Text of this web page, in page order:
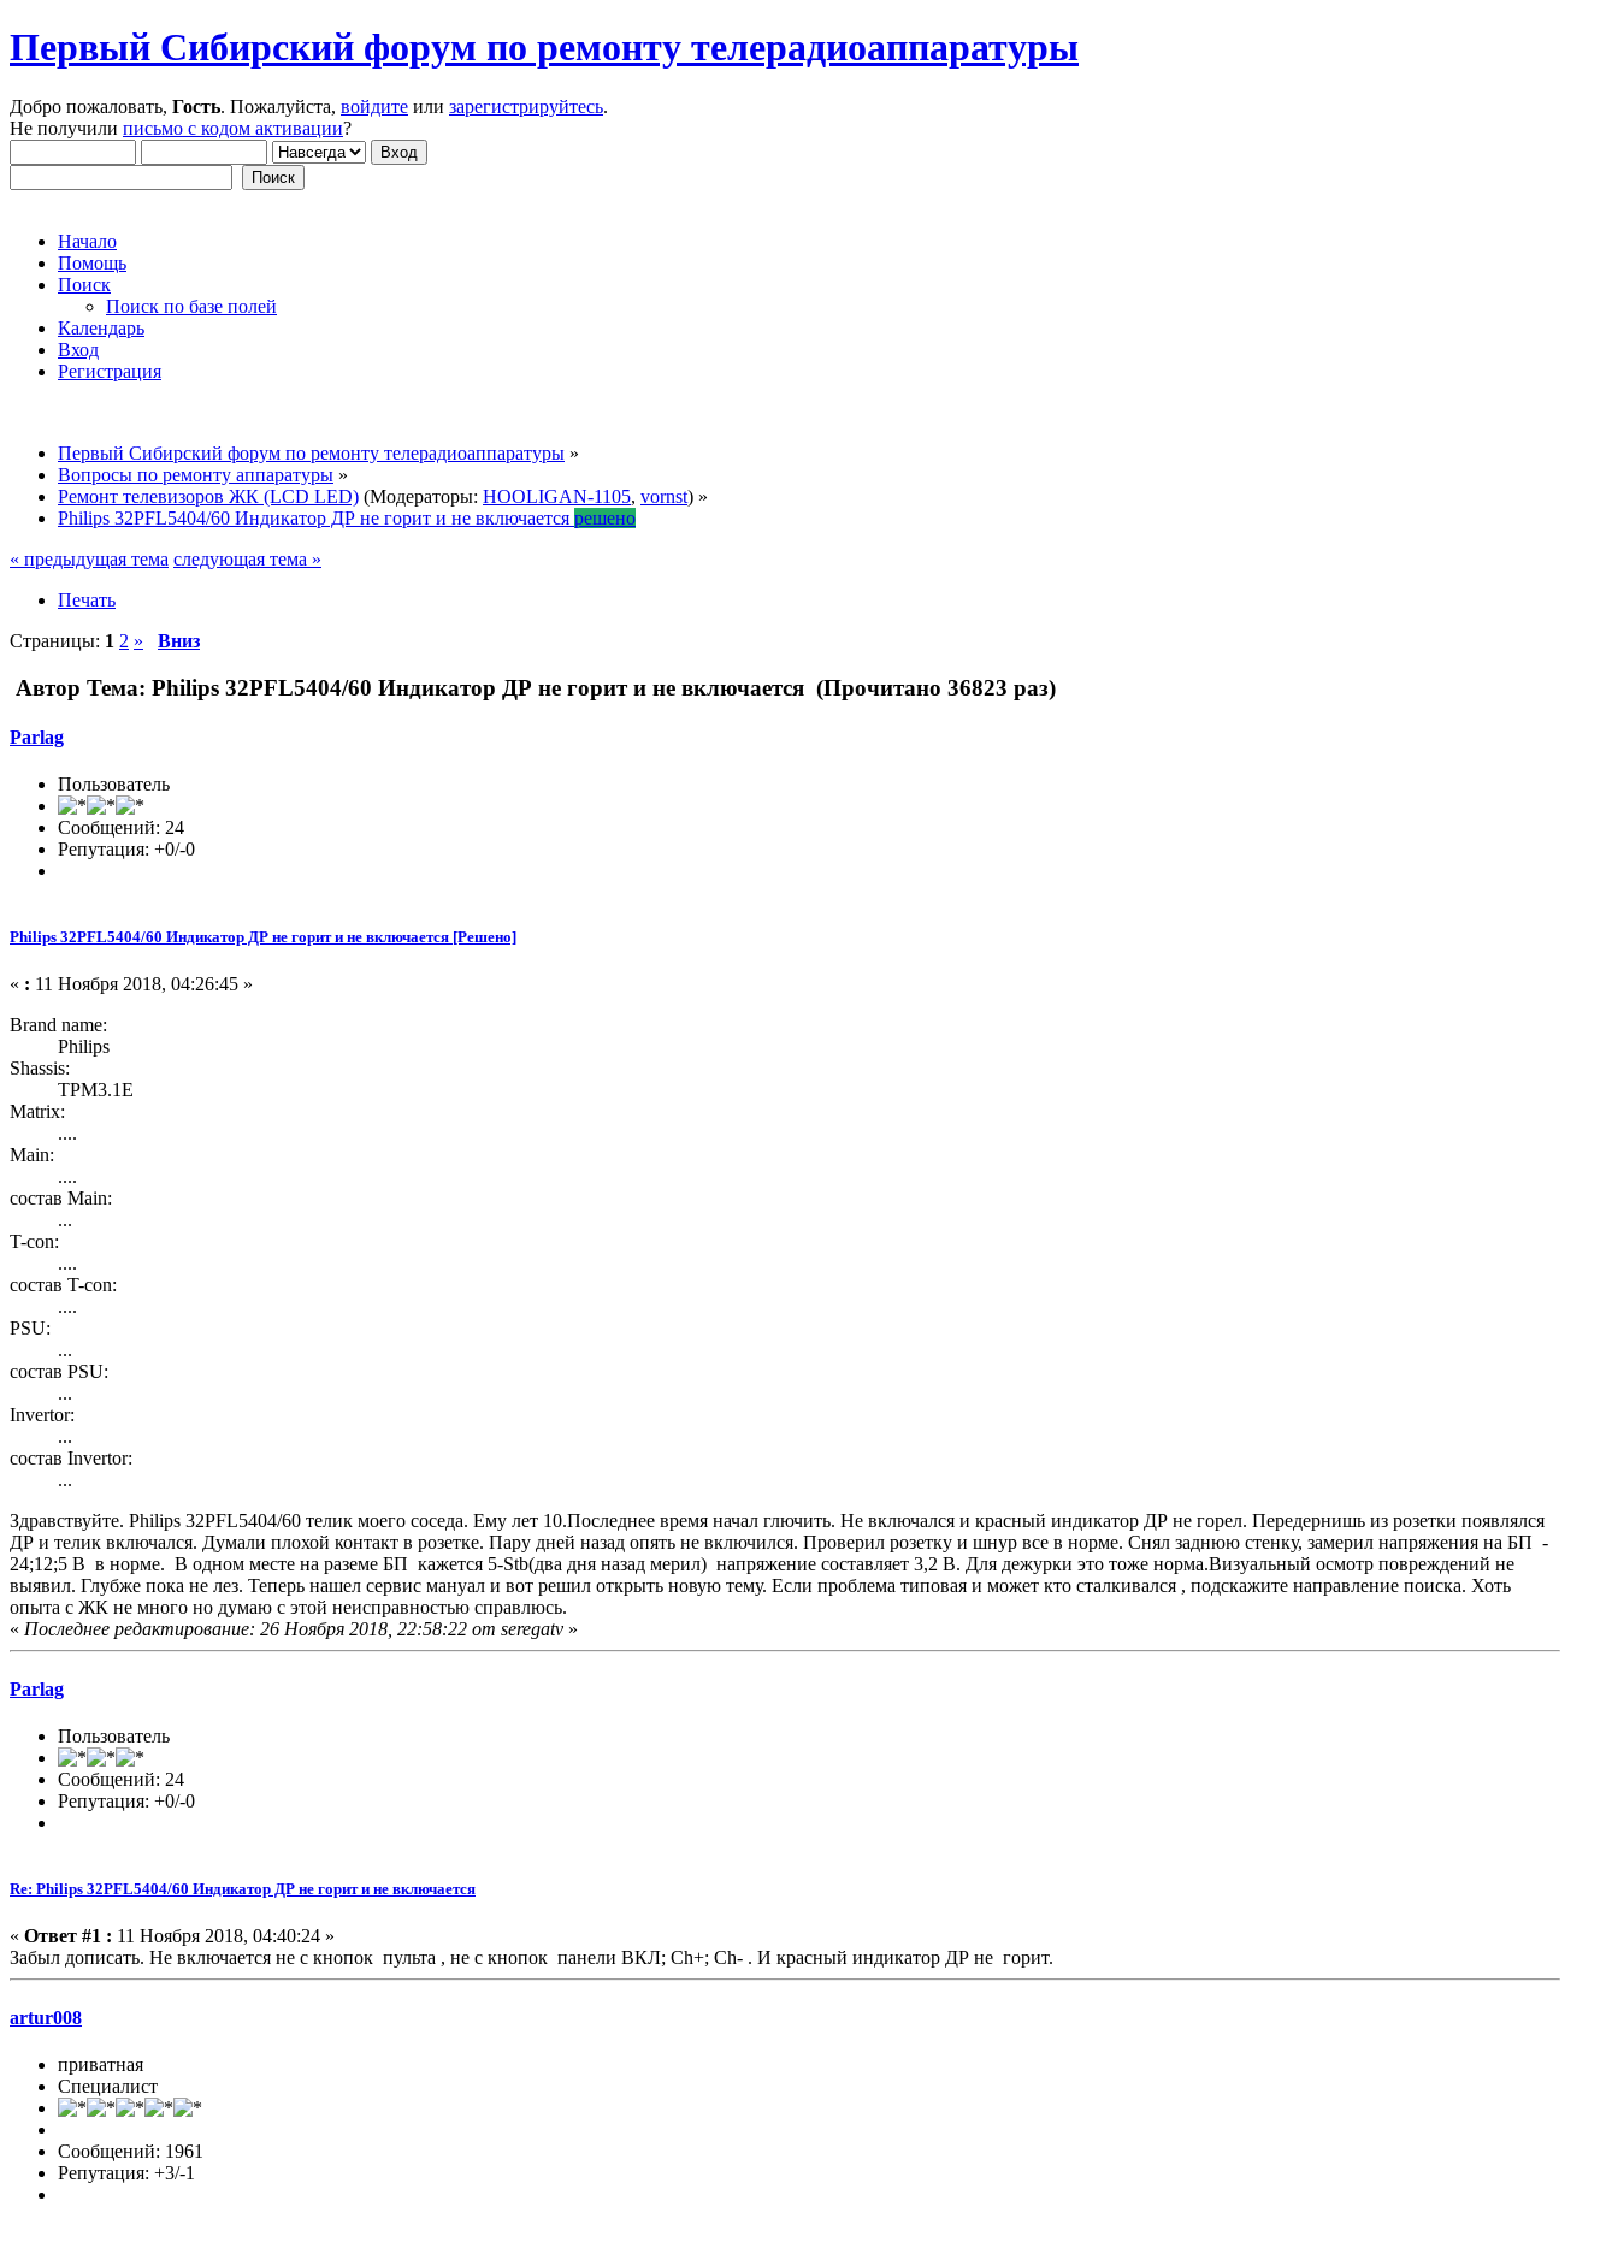
Первый Сибирский форум по ремонту телерадиоаппаратуры
Добро пожаловать, Гость. Пожалуйста, войдите или зарегистрируйтесь.
Не получили письмо с кодом активации?
Начало
Помощь
Поиск
Поиск по базе полей
Календарь
Вход
Регистрация
Первый Сибирский форум по ремонту телерадиоаппаратуры »
Вопросы по ремонту аппаратуры »
Ремонт телевизоров ЖК (LCD LED) (Модераторы: HOOLIGAN-1105, vornst) »
Philips 32PFL5404/60 Индикатор ДР не горит и не включается решено
« предыдущая тема следующая тема »
Печать
Страницы: 1 2 » Вниз
Автор Тема: Philips 32PFL5404/60 Индикатор ДР не горит и не включается (Прочитано 36823 раз)
Parlag
Пользователь
Сообщений: 24
Репутация: +0/-0
Philips 32PFL5404/60 Индикатор ДР не горит и не включается [Решено]
« : 11 Ноября 2018, 04:26:45 »
Brand name:
Philips
Shassis:
TPM3.1E
Matrix:
....
Main:
....
состав Main:
...
T-con:
....
состав T-con:
....
PSU:
...
состав PSU:
...
Invertor:
...
состав Invertor:
...
Здравствуйте. Philips 32PFL5404/60 телик моего соседа. Ему лет 10.Последнее время начал глючить. Не включался и красный индикатор ДР не горел. Передернишь из розетки появлялся
ДР и телик включался. Думали плохой контакт в розетке. Пару дней назад опять не включился. Проверил розетку и шнур все в норме. Снял заднюю стенку, замерил напряжения на БП -
24;12;5 В в норме. В одном месте на раземе БП кажется 5-Stb(два дня назад мерил) напряжение составляет 3,2 В. Для дежурки это тоже норма.Визуальный осмотр повреждений не
выявил. Глубже пока не лез. Теперь нашел сервис мануал и вот решил открыть новую тему. Если проблема типовая и может кто сталкивался , подскажите направление поиска. Хоть
опыта с ЖК не много но думаю с этой неисправностью справлюсь.
« Последнее редактирование: 26 Ноября 2018, 22:58:22 от seregatv »
Parlag
Пользователь
Сообщений: 24
Репутация: +0/-0
Re: Philips 32PFL5404/60 Индикатор ДР не горит и не включается
« Ответ #1 : 11 Ноября 2018, 04:40:24 »
Забыл дописать. Не включается не с кнопок пульта , не с кнопок панели ВКЛ; Ch+; Ch- . И красный индикатор ДР не горит.
artur008
приватная
Специалист
Сообщений: 1961
Репутация: +3/-1